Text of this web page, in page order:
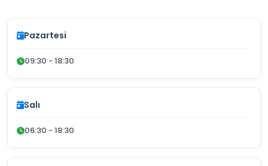
Pazartesi
09:30 - 18:30
Salı
06:30 - 18:30